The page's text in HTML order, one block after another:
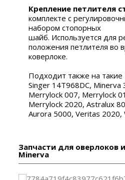
Крепление петлителя
комплекте с
набором стопорных
шайб. Используется для
положения петлителя во
коверлоке.
Подходит также на
Singer 14T968DC,
Merrylock 007, Merrylock
Merrylock 2020, Astralux
Aurora 5000, Veritas 2020,
Запчасти для оверлоков
Minerva